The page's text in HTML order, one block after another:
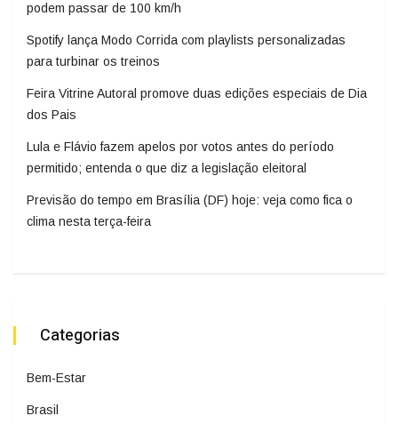
podem passar de 100 km/h
Spotify lança Modo Corrida com playlists personalizadas
para turbinar os treinos
Feira Vitrine Autoral promove duas edições especiais de Dia
dos Pais
Lula e Flávio fazem apelos por votos antes do período
permitido; entenda o que diz a legislação eleitoral
Previsão do tempo em Brasília (DF) hoje: veja como fica o
clima nesta terça-feira
Categorias
Bem-Estar
Brasil